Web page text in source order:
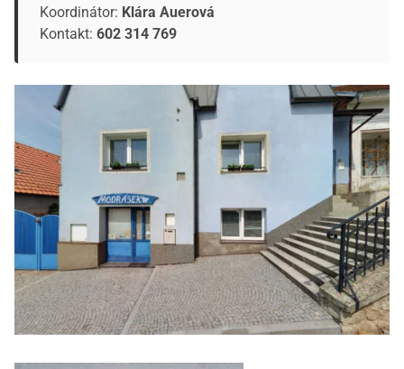
Koordinátor: Klára Auerová
Kontakt: 602 314 769